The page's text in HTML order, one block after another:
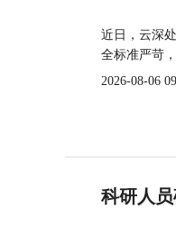
近日，云深
全标准严苛
2026-08-06
科研人